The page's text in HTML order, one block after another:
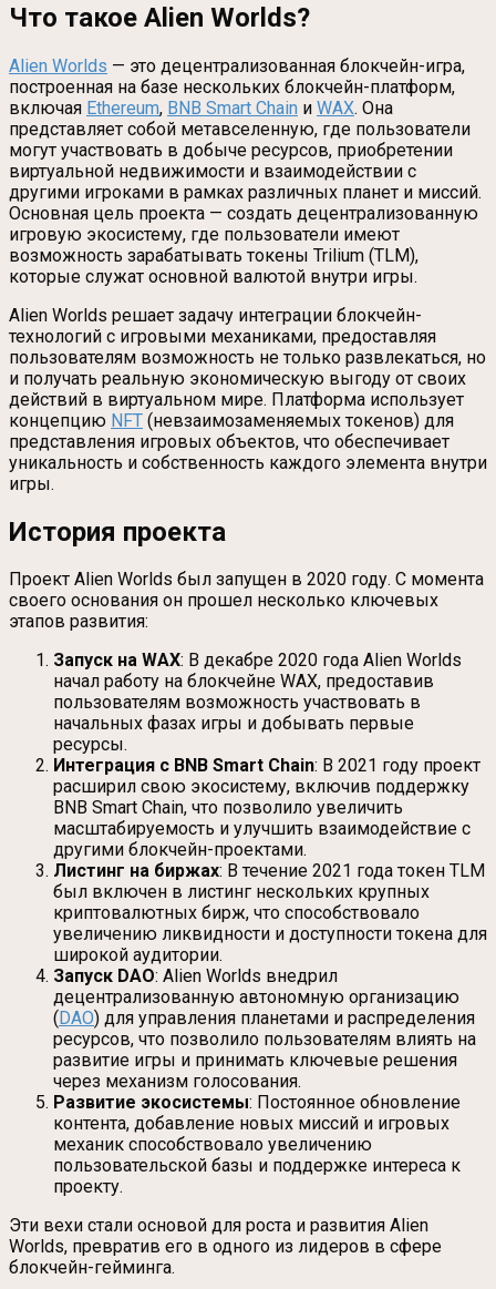
Что такое Alien Worlds?
Alien Worlds — это децентрализованная блокчейн-игра,
построенная на базе нескольких блокчейн-платформ,
включая Ethereum, BNB Smart Chain и WAX. Она
представляет собой метавселенную, где пользователи
могут участвовать в добыче ресурсов, приобретении
виртуальной недвижимости и взаимодействии с
другими игроками в рамках различных планет и миссий.
Основная цель проекта — создать децентрализованную
игровую экосистему, где пользователи имеют
возможность зарабатывать токены Trilium (TLM),
которые служат основной валютой внутри игры.
Alien Worlds решает задачу интеграции блокчейн-
технологий с игровыми механиками, предоставляя
пользователям возможность не только развлекаться, но
и получать реальную экономическую выгоду от своих
действий в виртуальном мире. Платформа использует
концепцию NFT (невзаимозаменяемых токенов) для
представления игровых объектов, что обеспечивает
уникальность и собственность каждого элемента внутри
игры.
История проекта
Проект Alien Worlds был запущен в 2020 году. С момента
своего основания он прошел несколько ключевых
этапов развития:
Запуск на WAX: В декабре 2020 года Alien Worlds
начал работу на блокчейне WAX, предоставив
пользователям возможность участвовать в
начальных фазах игры и добывать первые
ресурсы.
Интеграция с BNB Smart Chain: В 2021 году проект
расширил свою экосистему, включив поддержку
BNB Smart Chain, что позволило увеличить
масштабируемость и улучшить взаимодействие с
другими блокчейн-проектами.
Листинг на биржах: В течение 2021 года токен TLM
был включен в листинг нескольких крупных
криптовалютных бирж, что способствовало
увеличению ликвидности и доступности токена для
широкой аудитории.
Запуск DAO: Alien Worlds внедрил
децентрализованную автономную организацию
( DAO) для управления планетами и распределения
ресурсов, что позволило пользователям влиять на
развитие игры и принимать ключевые решения
через механизм голосования.
Развитие экосистемы: Постоянное обновление
контента, добавление новых миссий и игровых
механик способствовало увеличению
пользовательской базы и поддержке интереса к
проекту.
Эти вехи стали основой для роста и развития Alien
Worlds, превратив его в одного из лидеров в сфере
блокчейн-гейминга.